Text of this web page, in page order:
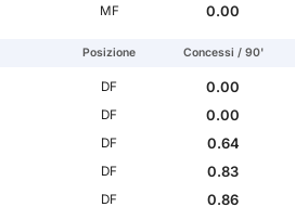
MF 0.00
Posizione Concessi / 90'
DF
0.00
DF
0.00
DF
0.64
DF
0.83
DF
0.86